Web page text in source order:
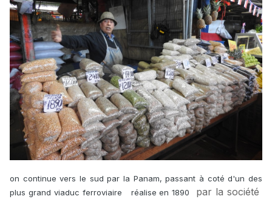
on continue vers le sud par la Panam, passant à coté d'un des
plus grand viaduc ferroviaire réalise en 1890
par la société